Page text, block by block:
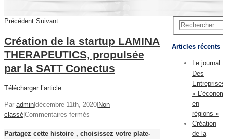
Précédent Suivant
Création de la startup LAMINA
THERAPEUTICS, propulsée
par la SATT Conectus
Télécharger l’article
Par admin décembre 11th, 2020 Non
classé Commentaires fermés
de
Partagez cette histoire , choisissez votre plate-
Articles récents
Le journal
Des
Entreprises
«
en
régions »
Création
de la